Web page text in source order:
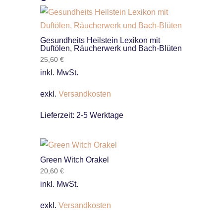
Gesundheits Heilstein Lexikon mit
Duftölen, Räucherwerk und Bach-Blüten
25,60 €
inkl. MwSt.
exkl. Versandkosten
Lieferzeit: 2-5 Werktage
Green Witch Orakel
20,60 €
inkl. MwSt.
exkl. Versandkosten